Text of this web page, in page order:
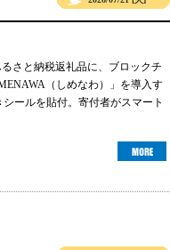
さと納税返礼品に、ブロックチ
（しめなわ）」を導入す
ールを貼付。寄付者がスマート